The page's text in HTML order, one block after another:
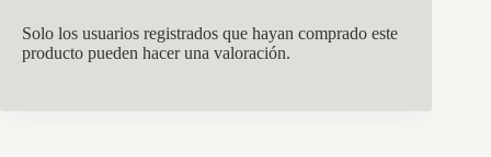
Solo los usuarios registrados que hayan comprado este
producto pueden hacer una valoración.